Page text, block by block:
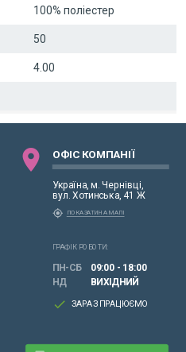
100% поліестер
50
4.00
location_on ОФІС КОМПАНІЇ
Україна, м. Чернівці,
вул. Хотинська, 41 Ж
my_location ПОКАЗАТИ НА МАПІ
ГРАФІК РОБОТИ:
ПН-СБ
09:00 - 18:00
НД
ВИХІДНИЙ
done ЗАРАЗ ПРАЦЮЄМО